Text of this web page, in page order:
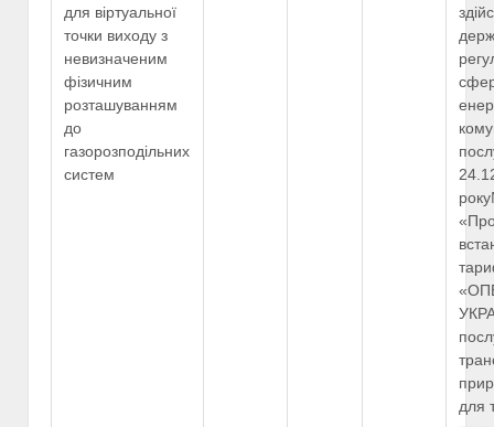
для віртуальної
точки виходу з
невизначеним
фізичним
розташуванням
до
газорозподільних
систем
для